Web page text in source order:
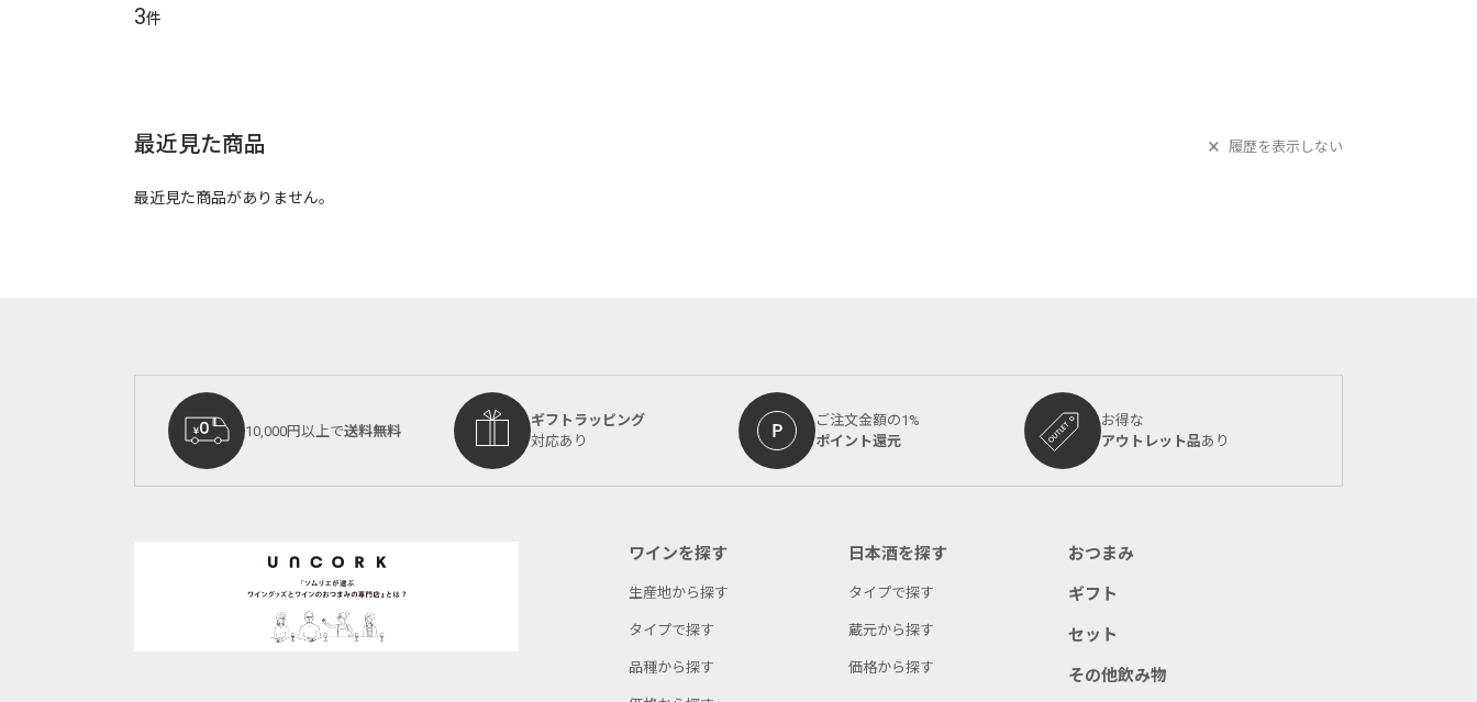
3件
最近見た商品 履歴を表示しない
最近見た商品がありません。
10,000円以上で送料無料
ギフトラッピング
対応あり
ご注文金額の1%
ポイント還元
お得な
アウトレット品あり
ワインを探す
生産地から探す
タイプで探す
品種から探す
日本酒を探す
タイプで探す
蔵元から探す
価格から探す
おつまみ
ギフト
セット
その他飲み物